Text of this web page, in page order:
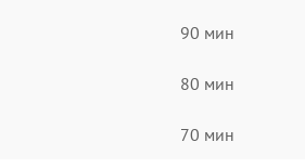
90 мин
80 мин
70 мин